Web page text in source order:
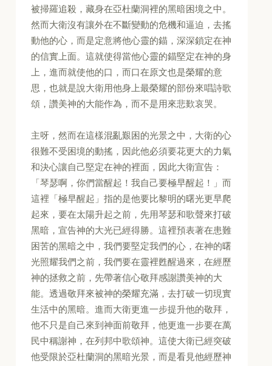
被掃羅追殺，藏身在亞杜蘭洞裡的黑暗困境之中。
然而大衛沒有讓外在不斷變動的危機和逼迫，去搖
動他的心，而是定意將他心靈的錨，深深鎖定在神
的信實上面。這就使得當他心靈的錨堅定在神的身
上，進而就使他的口，而口在原文也是榮耀的意
思，也就是說大衛用他身上最榮耀的部份來唱詩歌
頌，讚美神的大能作為，而不是用來悲歎哀哭。
主呀，然而在這樣混亂艱困的光景之中，大衛的心
很難不受困境的動搖，因此他必須要花更大的力氣
和決心讓自己堅定在神的裡面，因此大衛宣告：
「琴瑟啊，你們當醒起！我自己要極早醒起！」而
這裡「極早醒起」指的是他要比黎明的曙光更早爬
起來，要在太陽升起之前，先用琴瑟和歌聲來打破
黑暗，宣告神的大光已經得勝。這裡預表著在患難
困苦的黑暗之中，我們要堅定我們的心，在神的曙
光照耀我們之前，我們要在靈裡甦醒過來，在經歷
神的拯救之前，先帶著信心敬拜感謝讚美神的大
能。透過敬拜來被神的榮耀充滿，去打破一切現實
生活中的黑暗。進而大衛更進一步提升他的敬拜，
他不只是自己來到神面前敬拜，他更進一步要在萬
民中稱謝神，在列邦中歌頌神。這使大衛已經突破
他受限於亞杜蘭洞的黑暗光景，而是看見他經歷神